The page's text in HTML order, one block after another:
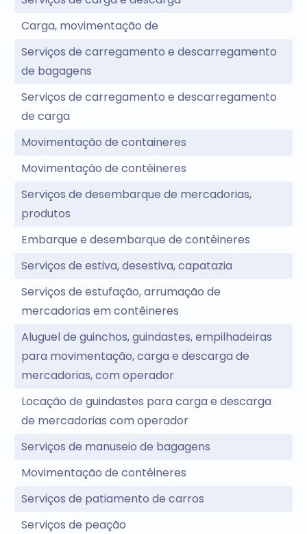
Carga, movimentação de
Serviços de carregamento e descarregamento
de bagagens
Serviços de carregamento e descarregamento
de carga
Movimentação de containeres
Movimentação de contêineres
Serviços de desembarque de mercadorias,
produtos
Embarque e desembarque de contêineres
Serviços de estiva, desestiva, capatazia
Serviços de estufação, arrumação de
mercadorias em contêineres
Aluguel de guinchos, guindastes, empilhadeiras
para movimentação, carga e descarga de
mercadorias, com operador
Locação de guindastes para carga e descarga
de mercadorias com operador
Serviços de manuseio de bagagens
Movimentação de contêineres
Serviços de patiamento de carros
Serviços de peação